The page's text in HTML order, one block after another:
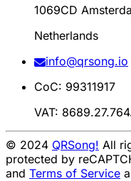
1069CD
Netherlands
info@qrsong.io
CoC: 99311917
VAT:
© 2024 QRSong! All
protected by
and Terms of Service